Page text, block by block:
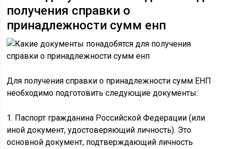
получения справки о
принадлежности сумм енп
Для получения справки о принадлежности сумм ЕНП
необходимо подготовить следующие документы:
1. Паспорт гражданина Российской Федерации (или
иной документ, удостоверяющий личность). Это
основной документ, подтверждающий личность